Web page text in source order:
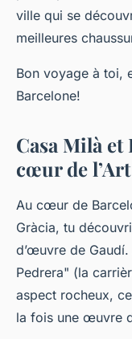
ville qui se
meilleures
Bon voyage à toi,
Barcelone!
Casa Milà et
cœur de
Au cœur de
Gràcia, tu
d’œuvre de
Pedrera" (la
aspect rocheux,
la fois une œuvre